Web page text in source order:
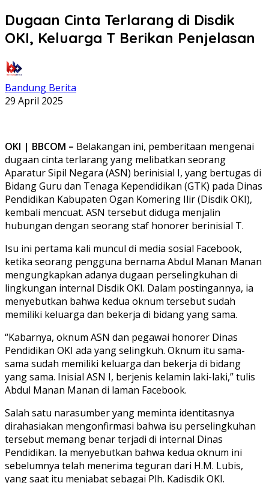
Dugaan Cinta Terlarang di Disdik
OKI, Keluarga T Berikan Penjelasan
Bandung Berita
29 April 2025
OKI | BBCOM – Belakangan ini, pemberitaan mengenai
dugaan cinta terlarang yang melibatkan seorang
Aparatur Sipil Negara (ASN) berinisial I, yang bertugas di
Bidang Guru dan Tenaga Kependidikan (GTK) pada Dinas
Pendidikan Kabupaten Ogan Komering Ilir (Disdik OKI),
kembali mencuat. ASN tersebut diduga menjalin
hubungan dengan seorang staf honorer berinisial T.
Isu ini pertama kali muncul di media sosial Facebook,
ketika seorang pengguna bernama Abdul Manan Manan
mengungkapkan adanya dugaan perselingkuhan di
lingkungan internal Disdik OKI. Dalam postingannya, ia
menyebutkan bahwa kedua oknum tersebut sudah
memiliki keluarga dan bekerja di bidang yang sama.
“Kabarnya, oknum ASN dan pegawai honorer Dinas
Pendidikan OKI ada yang selingkuh. Oknum itu sama-
sama sudah memiliki keluarga dan bekerja di bidang
yang sama. Inisial ASN I, berjenis kelamin laki-laki,” tulis
Abdul Manan Manan di laman Facebook.
Salah satu narasumber yang meminta identitasnya
dirahasiakan mengonfirmasi bahwa isu perselingkuhan
tersebut memang benar terjadi di internal Dinas
Pendidikan. Ia menyebutkan bahwa kedua oknum ini
sebelumnya telah menerima teguran dari H.M. Lubis,
yang saat itu menjabat sebagai Plh. Kadisdik OKI.